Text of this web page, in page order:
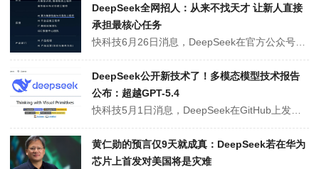
DeepSeek全网招人：从来不找天才 让新人直接
承担最核心任务
DeepSeek公开新技术了！多模态模型技术报告
公布：超越GPT-5.4
黄仁勋的预言仅9天就成真：DeepSeek若在华为
芯片上首发对美国将是灾难